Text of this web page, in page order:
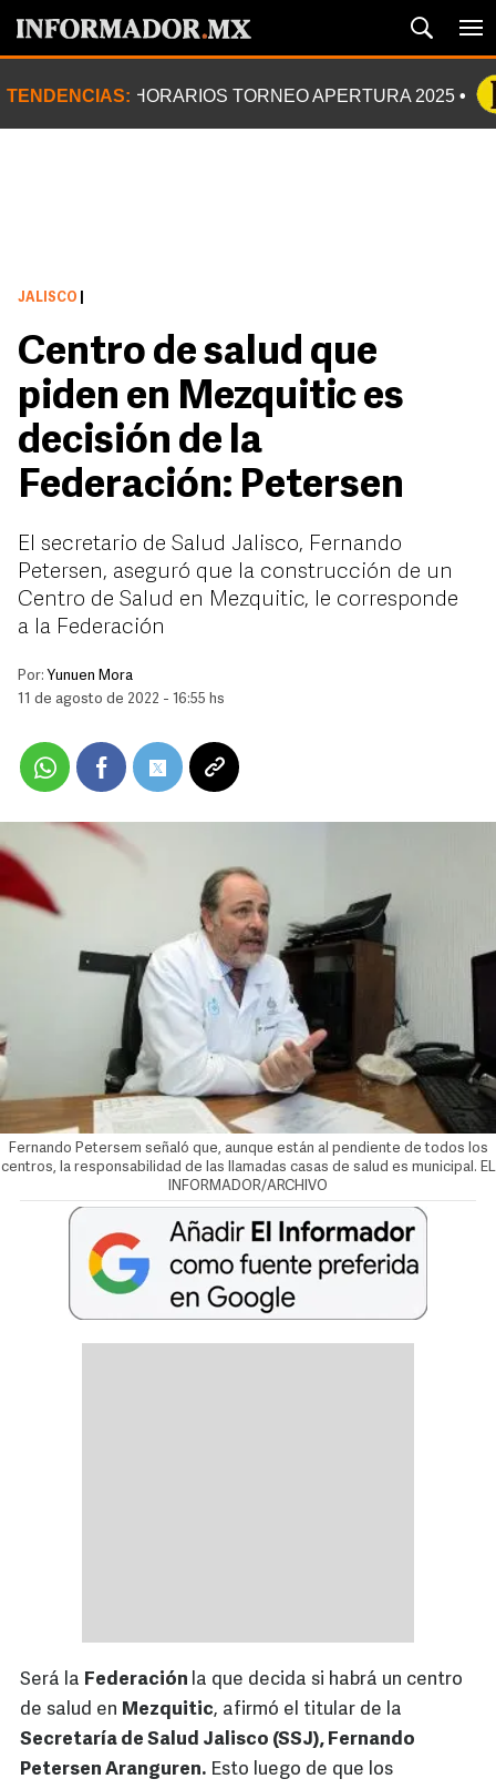
TENDENCIAS: HORARIOS TORNEO APERTURA 2025
JALISCO
Centro de salud que
piden en Mezquitic es
decisión de la
Federación: Petersen
El secretario de Salud Jalisco, Fernando
Petersen, aseguró que la construcción de un
Centro de Salud en Mezquitic, le corresponde
a la Federación
Por: Yunuen Mora
11 de agosto de 2022 - 16:55 hs
Fernando Petersem señaló que, aunque están al pendiente de todos los
centros, la responsabilidad de las llamadas casas de salud es municipal. EL
INFORMADOR/ARCHIVO
Será la Federación la que decida si habrá un centro
de salud en Mezquitic, afirmó el titular de la
Secretaría de Salud Jalisco (SSJ), Fernando
Petersen Aranguren. Esto luego de que los